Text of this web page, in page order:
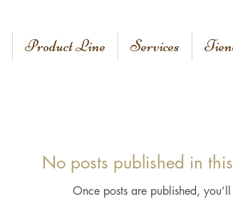
Product Line Services
No posts published in
Once posts are published, you’ll